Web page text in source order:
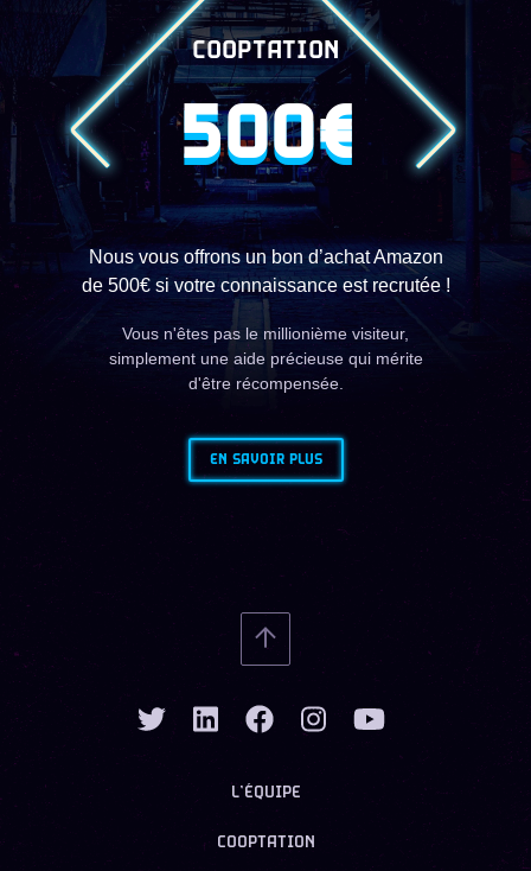
COOPTATION
500€
Nous vous offrons un bon d’achat Amazon
de 500€ si votre connaissance est recrutée !
Vous n'êtes pas le millionième visiteur,
simplement une aide précieuse qui mérite
d'être récompensée.
EN SAVOIR PLUS
L’ÉQUIPE
COOPTATION